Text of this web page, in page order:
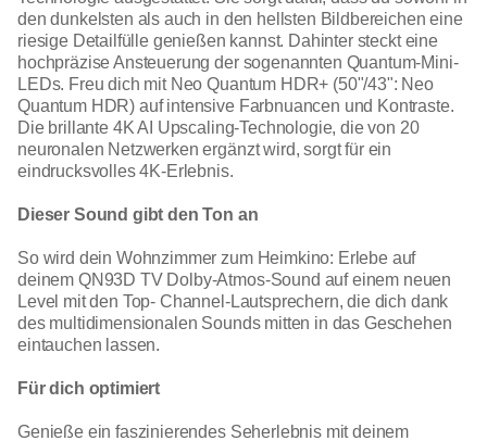
den dunkelsten als auch in den hellsten Bildbereichen eine
riesige Detailfülle genießen kannst. Dahinter steckt eine
hochpräzise Ansteuerung der sogenannten Quantum-Mini-
LEDs. Freu dich mit Neo Quantum HDR+ (50"/43": Neo
Quantum HDR) auf intensive Farbnuancen und Kontraste.
Die brillante 4K AI Upscaling-Technologie, die von 20
neuronalen Netzwerken ergänzt wird, sorgt für ein
eindrucksvolles 4K-Erlebnis.
Dieser Sound gibt den Ton an
So wird dein Wohnzimmer zum Heimkino: Erlebe auf
deinem QN93D TV Dolby-Atmos-Sound auf einem neuen
Level mit den Top- Channel-Lautsprechern, die dich dank
des multidimensionalen Sounds mitten in das Geschehen
eintauchen lassen.
Für dich optimiert
Genieße ein faszinierendes Seherlebnis mit deinem